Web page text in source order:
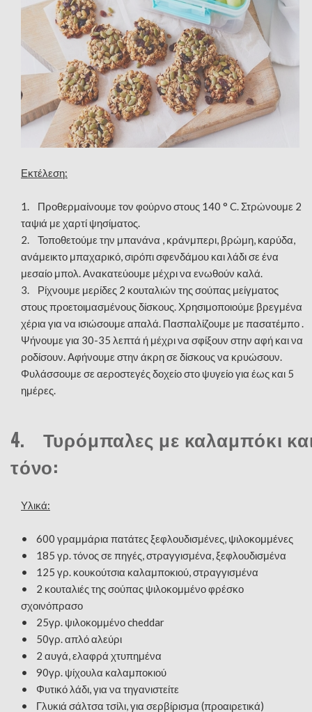
Εκτέλεση:
1. Προθερμαίνουμε τον φούρνο στους 140 ° C. Στρώνουμε 2
ταψιά με χαρτί ψησίματος.
2. Τοποθετούμε την μπανάνα , κράνμπερι, βρώμη, καρύδα,
ανάμεικτο μπαχαρικό, σιρόπι σφενδάμου και λάδι σε ένα
μεσαίο μπολ. Ανακατεύουμε μέχρι να ενωθούν καλά.
3. Ρίχνουμε μερίδες 2 κουταλιών της σούπας μείγματος
στους προετοιμασμένους δίσκους. Χρησιμοποιούμε βρεγμένα
χέρια για να ισιώσουμε απαλά. Πασπαλίζουμε με πασατέμπο .
Ψήνουμε για 30-35 λεπτά ή μέχρι να σφίξουν στην αφή και να
ροδίσουν. Αφήνουμε στην άκρη σε δίσκους να κρυώσουν.
Φυλάσσουμε σε αεροστεγές δοχείο στο ψυγείο για έως και 5
ημέρες.
4. Τυρόμπαλες με καλαμπόκι
τόνο:
Υλικά:
• 600 γραμμάρια πατάτες ξεφλουδισμένες, ψιλοκομμένες
• 185 γρ. τόνος σε πηγές, στραγγισμένα, ξεφλουδισμένα
• 125 γρ. κουκούτσια καλαμποκιού, στραγγισμένα
• 2 κουταλιές της σούπας ψιλοκομμένο φρέσκο
σχοινόπρασο
• 25γρ. ψιλοκομμένο cheddar
• 50γρ. απλό αλεύρι
• 2 αυγά, ελαφρά χτυπημένα
• 90γρ. ψίχουλα καλαμποκιού
• Φυτικό λάδι, για να τηγανιστείτε
• Γλυκιά σάλτσα τσίλι, για σερβίρισμα (προαιρετικά)